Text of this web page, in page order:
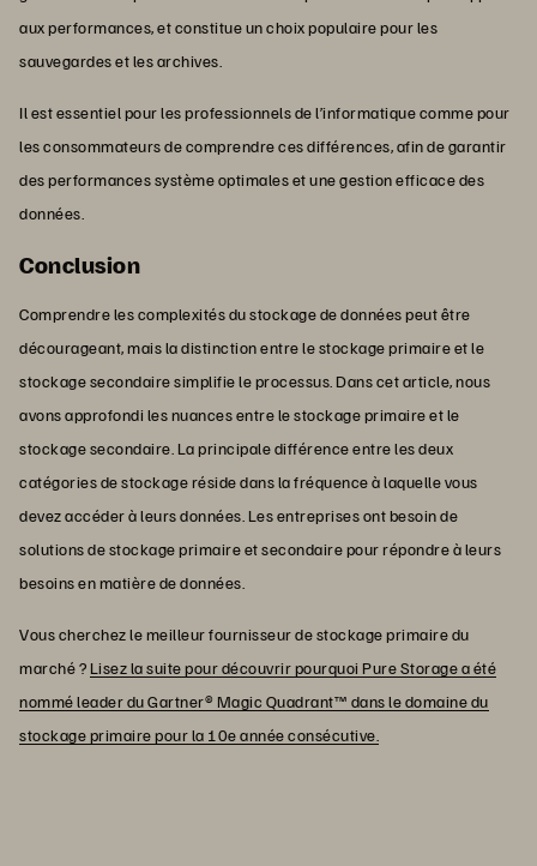
aux performances, et constitue un choix populaire pour les
sauvegardes et les archives.
Il est essentiel pour les professionnels de l’informatique comme pour
les consommateurs de comprendre ces différences, afin de garantir
des performances système optimales et une gestion efficace des
données.
Conclusion
Comprendre les complexités du stockage de données peut être
décourageant, mais la distinction entre le stockage primaire et le
stockage secondaire simplifie le processus. Dans cet article, nous
avons approfondi les nuances entre le stockage primaire et le
stockage secondaire. La principale différence entre les deux
catégories de stockage réside dans la fréquence à laquelle vous
devez accéder à leurs données. Les entreprises ont besoin de
solutions de stockage primaire et secondaire pour répondre à leurs
besoins en matière de données.
Vous cherchez le meilleur fournisseur de stockage primaire du
marché ?Lisez la suite pour découvrir pourquoi Pure Storage a été
nommé leader du Gartner® Magic Quadrant™ dans le domaine du
stockage primaire pour la 10e année consécutive.